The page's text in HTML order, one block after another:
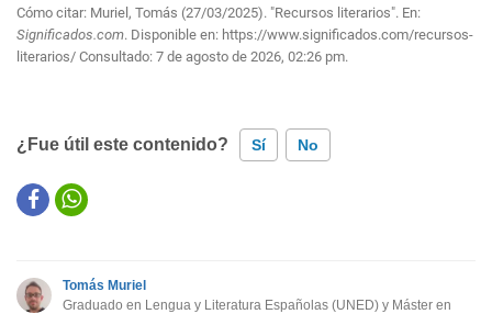
Cómo citar: Muriel, Tomás (27/03/2025). "Recursos literarios". En:
Significados.com. Disponible en: https://www.significados.com/recursos-
literarios/ Consultado: 7 de agosto de 2026, 02:26 pm.
¿Fue útil este contenido? Sí No
Este contenido contiene información incorrecta
Otro
Tomás Muriel
Graduado en Lengua y Literatura Españolas (UNED) y Máster en